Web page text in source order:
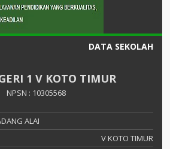
DATA SEKOLAH
1 V KOTO TIMUR
NPSN : 10305568
ALAI
V KOTO TIMUR